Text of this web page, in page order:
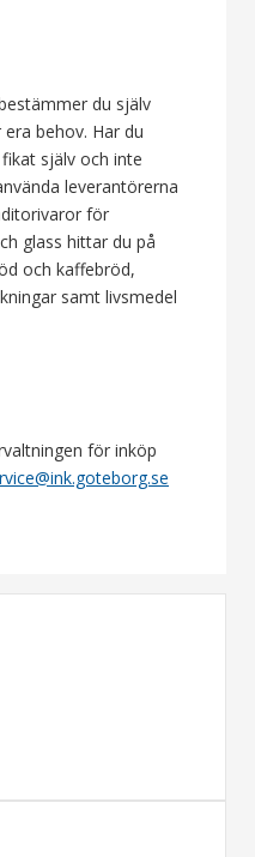
du själv
behov. Har du
själv och inte
leverantörerna
för
glass hittar du på
och kaffebröd,
samt livsmedel
för inköp